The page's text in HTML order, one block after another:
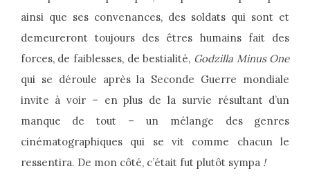
ainsi que ses convenances, des soldats qui sont et
demeureront toujours des êtres humains fait des
forces, de faiblesses, de bestialité, Godzilla Minus One
qui se déroule après la Seconde Guerre mondiale
invite à voir – en plus de la survie résultant d’un
manque de tout – un mélange des genres
cinématographiques qui se vit comme chacun le
ressentira. De mon côté, c’était fut plutôt sympa !